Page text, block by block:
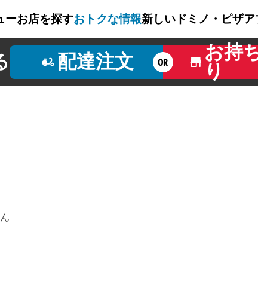
ーお店を探すおトクな情報新しいドミノ・ピザア
配達注文 OR
お持
り